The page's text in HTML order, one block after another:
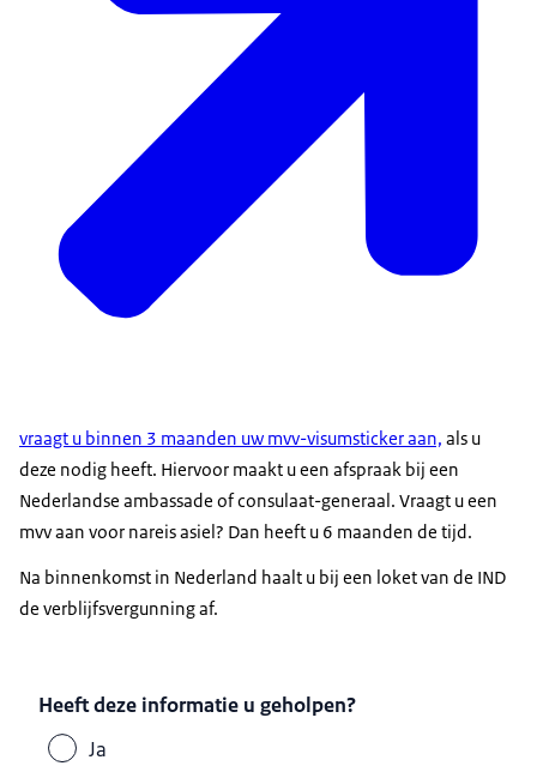
vraagt u binnen 3 maanden uw mvv-visumsticker aan, als u
deze nodig heeft. Hiervoor maakt u een afspraak bij een
Nederlandse ambassade of consulaat-generaal. Vraagt u een
mvv aan voor nareis asiel? Dan heeft u 6 maanden de tijd.
Na binnenkomst in Nederland haalt u bij een loket van de IND
de verblijfsvergunning af.
Heeft deze informatie u geholpen?
Ja